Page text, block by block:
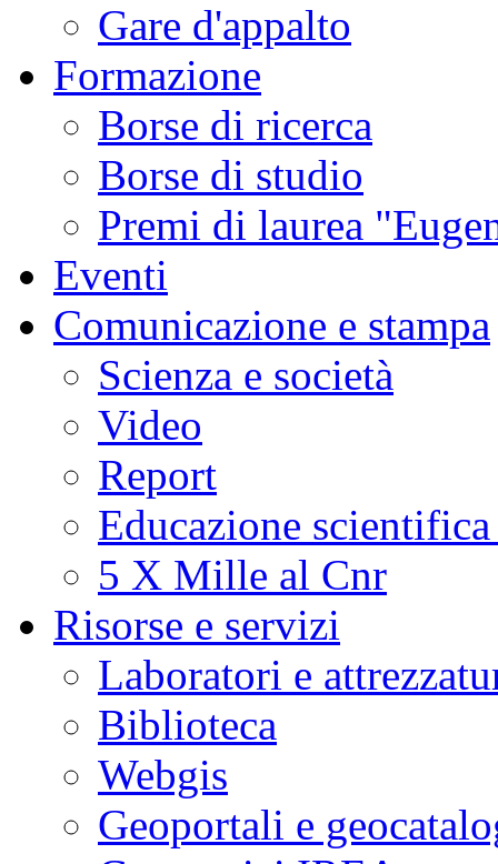
Gare d'appalto
Formazione
Borse di ricerca
Borse di studio
Premi di laurea
Eventi
Comunicazione e stampa
Scienza e società
Video
Report
Educazione
5 X Mille al Cnr
Risorse e servizi
Laboratori e
Biblioteca
Webgis
Geoportali e